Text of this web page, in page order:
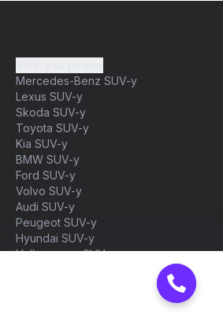
Mercedes-Benz SUV-y
Lexus SUV-y
Skoda SUV-y
Toyota SUV-y
Kia SUV-y
BMW SUV-y
Ford SUV-y
Volvo SUV-y
Audi SUV-y
Peugeot SUV-y
Hyundai SUV-y
Volkswagen SUV-y
Samochody dostawcze używane